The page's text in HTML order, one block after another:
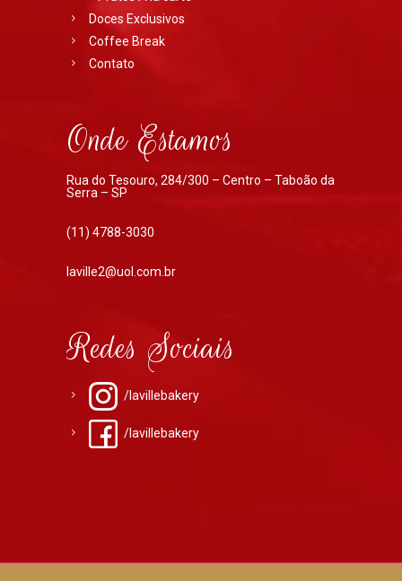
Doces Exclusivos
Coffee Break
Contato
Onde Estamos
Rua do Tesouro, 284/300 – Centro – Taboão da
Serra – SP
(11) 4788-3030
laville2@uol.com.br
Redes Sociais
/lavillebakery
/lavillebakery